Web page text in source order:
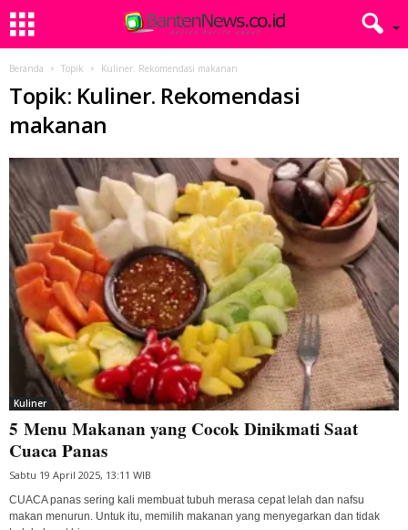
Beranda Topik Kuliner. Rekomendasi makanan
Topik: Kuliner. Rekomendasi
makanan
Kuliner
5 Menu Makanan yang Cocok Dinikmati Saat
Cuaca Panas
Sabtu 19 April 2025, 13:11 WIB
CUACA panas sering kali membuat tubuh merasa cepat lelah dan nafsu
makan menurun. Untuk itu, memilih makanan yang menyegarkan dan tidak